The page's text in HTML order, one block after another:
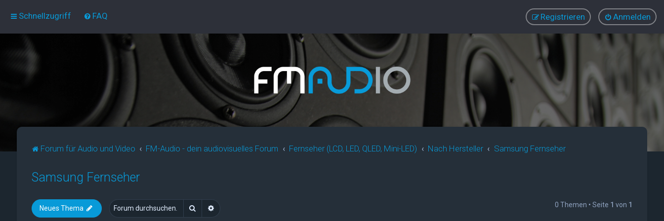
Schnellzugriff FAQ Anmelden
Registrieren
Forum für Audio und Video FM-Audio - dein audiovisuelles Forum Fernseher (LCD, LED, QLED, Mini-LED) Nach Hersteller Samsung Fernseher
Samsung Fernseher
Neues Thema Suche Erweiterte Suche 0 Themen • Seite 1 von 1